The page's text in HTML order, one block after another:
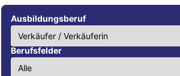
Ausbildungsberuf
Berufsfelder